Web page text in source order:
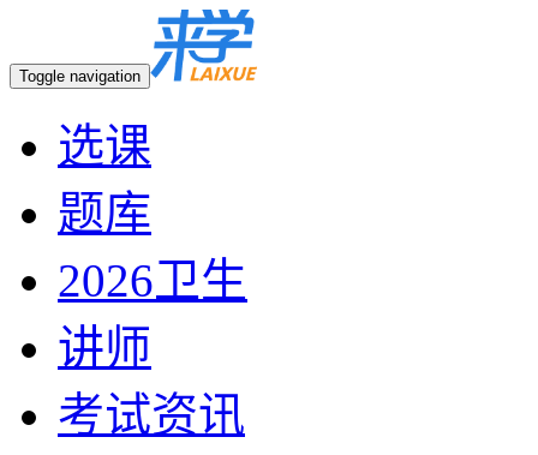
Toggle navigation
选课
题库
2026卫生
讲师
考试资讯